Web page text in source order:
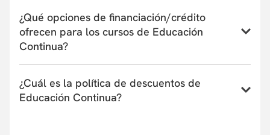
un Recibo de Pago Referenciado aquí
¿Qué opciones de financiación/crédito
ofrecen para los cursos de Educación
Continua?
entidades financieras que ofrecen financiación de
uno a seis meses. Estas entidades pueden cubrir
¿Cuál es la política de descuentos de
Educación Continua?